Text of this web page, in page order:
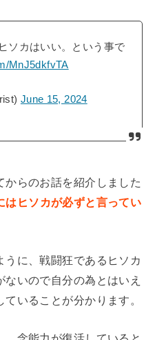
ソカはいい。という事で
MnJ5dkfvTA
June 15, 2024
からのお話を紹介しました
はヒソカが必ずと言ってい
に、戦闘狂であるヒソカ
いので自分の為とはいえ
いることが分かります。